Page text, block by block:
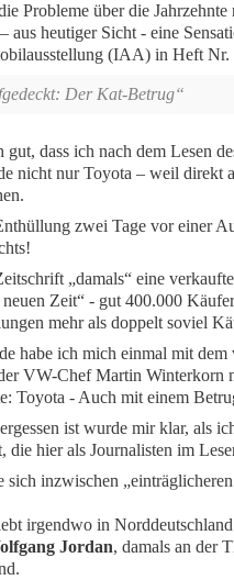
Probleme über die
aus heutiger Sicht - eine
(IAA) in Heft Nr.
Der Kat-Betrug“
gut, dass ich nach dem Lesen
nicht nur Toyota – weil direkt
zwei Tage vor einer
„damals“ eine
Zeit“ - gut 400.000
mehr als doppelt soviel
habe ich mich einmal mit
VW-Chef Martin
Toyota - Auch mit einem
ist wurde mir klar, als
hier als Journalisten im
sich inzwischen
irgendwo in
Jordan, damals an der